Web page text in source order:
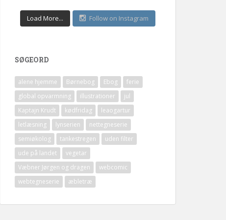
Load More... Follow on Instagram
SØGEORD
alene hjemme Børnebog Ebog
ferie
global opvarmning
illustrationer
jul
Kaptajn Krudt
kødfridag
leaogartur
letlæsning
lynserien
nettegneserie
semiøkolog
tankestregen
uden filter
ude på landet
vegetar
Væbner Jørgen og dragen
webcomic
webtegneserie
æbletræ